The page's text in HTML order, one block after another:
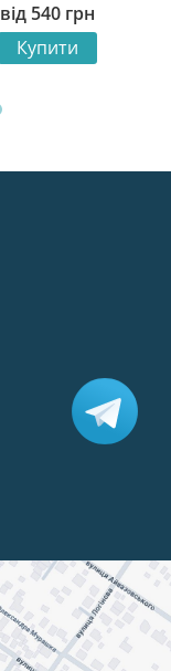
від 540 грн
Купити